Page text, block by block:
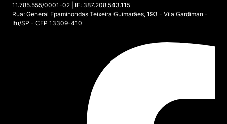
11.785.555/0001-02 | IE: 387.208.543.115
Rua: General Epaminondas Teixeira Guimarães, 193 - Vila Gardiman -
Itu/SP - CEP 13309-410